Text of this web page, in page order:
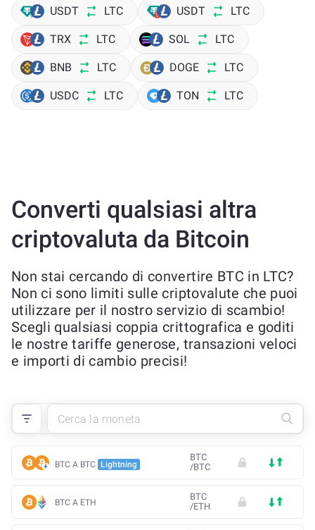
USDT LTC USDT LTC
TRX LTC SOL LTC
BNB LTC DOGE LTC
USDC LTC TON LTC
Converti qualsiasi altra
criptovaluta da Bitcoin
Non stai cercando di convertire BTC in LTC?
Non ci sono limiti sulle criptovalute che puoi
utilizzare per il nostro servizio di scambio!
Scegli qualsiasi coppia crittografica e goditi
le nostre tariffe generose, transazioni veloci
e importi di cambio precisi!
BTC A BTC Lightning
BTC
/BTC
BTC A ETH
BTC
/ETH